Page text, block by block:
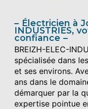
Électricien à
INDUSTRIES,
confiance
BREIZH-ELEC-
spécialisée dans
et ses environs.
ans dans le
démarquer par la
expertise pointue